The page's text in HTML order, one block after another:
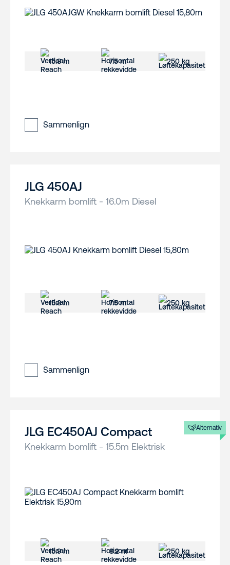
15.8 m 7.5 m 250 kg
Sammenlign
JLG 450AJ
Knekkarm bomlift - 16.0m Diesel
15.8 m 7.5 m 250 kg
Sammenlign
Alternativ
JLG EC450AJ Compact
Knekkarm bomlift - 15.5m Elektrisk
15.9 m 8.2 m 250 kg